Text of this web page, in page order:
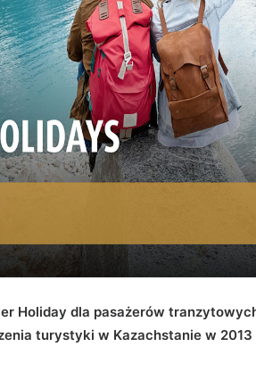
Holiday dla pasażerów
turystyki w Kazachstanie w 2013